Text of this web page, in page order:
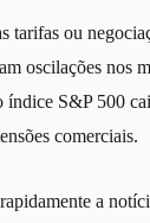
tarifas ou
oscilações nos
índice S&P 500
comerciais.
a